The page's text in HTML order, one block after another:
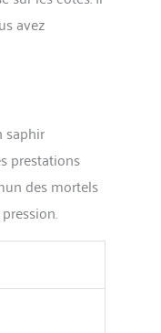
avez
saphir
prestations
des mortels